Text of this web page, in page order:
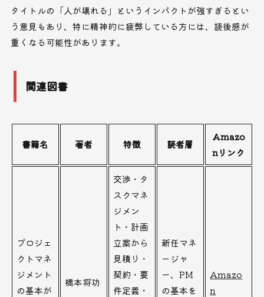
タイトルの「人が壊れる」というインパクトが強すぎるとい
う意見もあり、特に精神的に疲弊している方には、読後感が
重くなる可能性があります。
関連図書
書籍名 著者 特徴 読者層
Amazo
nリンク
プロジェ
クトマネ
ジメント
の基本が
橋本将功
交渉・タ
スクマネ
ジメン
ト・計画
立案から
見積り・
契約・要
件定義・
新任マネ
ージャ
ー、PM
の基本を
Amazo
n